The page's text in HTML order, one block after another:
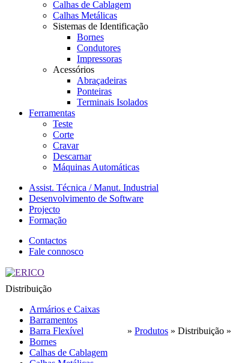
Calhas de Cablagem
Calhas Metálicas
Sistemas de Identificação
Bornes
Condutores
Impressoras
Acessórios
Abraçadeiras
Ponteiras
Terminais Isolados
Ferramentas
Teste
Corte
Cravar
Descarnar
Máquinas Automáticas
Assist. Técnica / Manut. Industrial
Desenvolvimento de Software
Projecto
Formação
Contactos
Fale connosco
Distribuição
Armários e Caixas
Barramentos
Barra Flexível
Bornes
Calhas de Cablagem
» Produtos » Distribuição »